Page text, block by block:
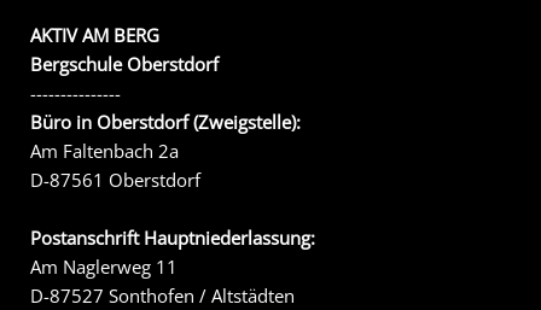
AKTIV AM BERG
Bergschule Oberstdorf
---------------
Büro in Oberstdorf (Zweigstelle):
Am Faltenbach 2a
D-87561 Oberstdorf
Postanschrift Hauptniederlassung:
Am Naglerweg 11
D-87527 Sonthofen / Altstädten